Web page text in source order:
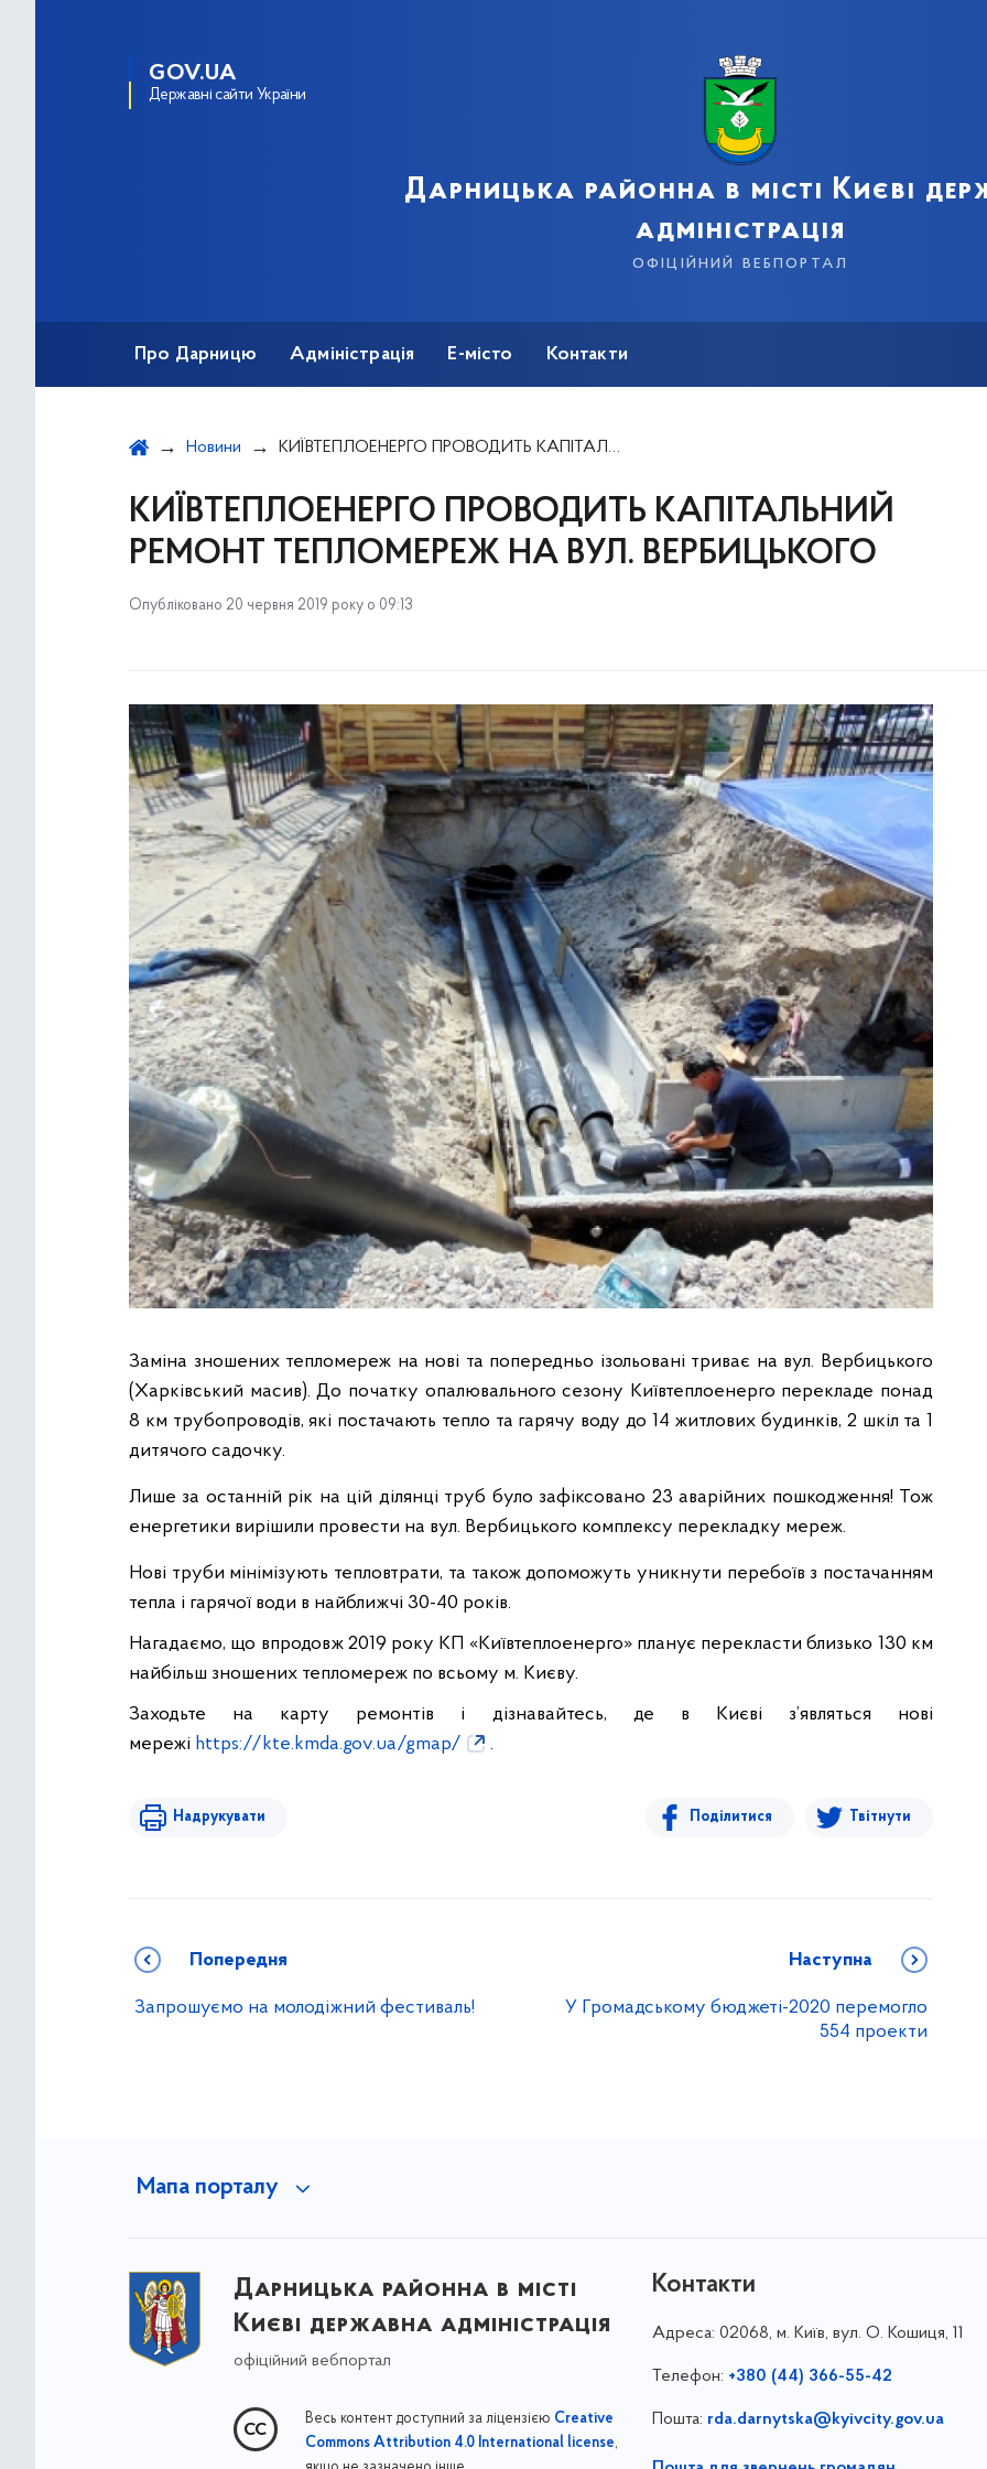
GOV.UA
Державні сайти України
Дарницька районна в місті Києві
адміністрація
офіційний вебпортал
Про Дарницю Адміністрація Е-місто Контакти
Новини КИЇВТЕПЛОЕНЕРГО ПРОВОДИТЬ КАПІТАЛЬНИЙ РЕМОНТ ТЕПЛОМЕРЕЖ НА ВУЛ. ВЕРБИЦЬКОГО
КИЇВТЕПЛОЕНЕРГО ПРОВОДИТЬ КАПІТАЛЬНИЙ
РЕМОНТ ТЕПЛОМЕРЕЖ НА ВУЛ. ВЕРБИЦЬКОГО
Опубліковано 20 червня 2019 року о 09:13
Заміна зношених тепломереж на нові та попередньо ізольовані триває на вул. Вербицького
(Харківський масив). До початку опалювального сезону Київтеплоенерго перекладе понад
8 км трубопроводів, які постачають тепло та гарячу воду до 14 житлових будинків, 2 шкіл та 1
дитячого садочку.
Лише за останній рік на цій ділянці труб було зафіксовано 23 аварійних пошкодження! Тож
енергетики вирішили провести на вул. Вербицького комплексу перекладку мереж.
Нові труби мінімізують тепловтрати, та також допоможуть уникнути перебоїв з постачанням
тепла і гарячої води в найближчі 30-40 років.
Нагадаємо, що впродовж 2019 року КП «Київтеплоенерго» планує перекласти близько 130 км
найбільш зношених тепломереж по всьому м. Києву.
Заходьте на карту ремонтів і дізнавайтесь, де в Києві з’являться нові
мережі https://kte.kmda.gov.ua/gmap/ .
Надрукувати Поділитися Твітнути
Попередня
Запрошуємо на молодіжний фестиваль!
Наступна
У Громадському бюджеті-2020 перемогло
554 проекти
Мапа порталу
Дарницька районна в місті
Києві державна адміністрація
офіційний вебпортал
Весь контент доступний за ліцензією Creative
Commons Attribution 4.0 International license,
Контакти
Адреса: 02068, м. Київ, вул. О. Кошиця, 11
Телефон: +380 (44) 366-55-42
Пошта: rda.darnytska@kyivcity.gov.ua